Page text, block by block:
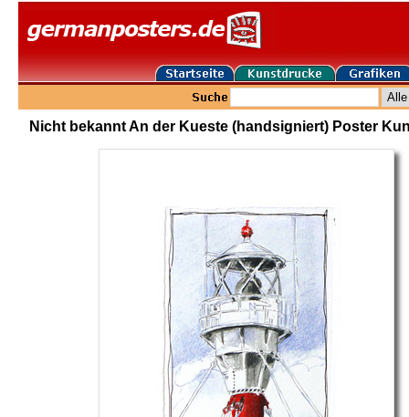
Nicht bekannt An der Kueste (handsigniert) Poster